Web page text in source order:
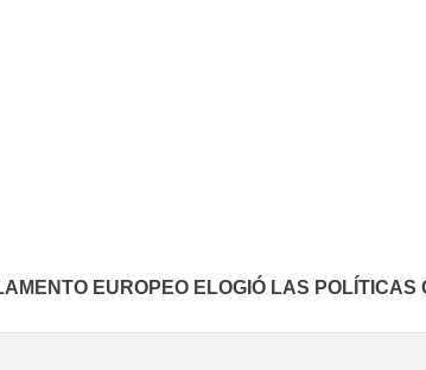
EUROPEO ELOGIÓ LAS POLÍTICAS